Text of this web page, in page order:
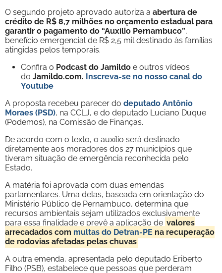
O segundo projeto aprovado autoriza a abertura de
crédito de R$ 8,7 milhões no orçamento estadual para
garantir o pagamento do “Auxílio Pernambuco”,
benefício emergencial de R$ 2,5 mil destinado às famílias
atingidas pelos temporais.
Confira o Podcast do Jamildo e outros vídeos
do Jamildo.com. Inscreva-se no nosso canal do
Youtube
A proposta recebeu parecer do deputado Antônio
Moraes (PSD), na CCLJ, e do deputado Luciano Duque
(Podemos), na Comissão de Finanças.
De acordo com o texto, o auxílio será destinado
diretamente aos moradores dos 27 municípios que
tiveram situação de emergência reconhecida pelo
Estado.
A matéria foi aprovada com duas emendas
parlamentares. Uma delas, baseada em orientação do
Ministério Público de Pernambuco, determina que
recursos ambientais sejam utilizados exclusivamente
para essa finalidade e prevê a aplicação de valores
arrecadados com multas do Detran-PE na recuperação
de rodovias afetadas pelas chuvas.
A outra emenda, apresentada pelo deputado Eriberto
Filho (PSB), estabelece que pessoas que perderam